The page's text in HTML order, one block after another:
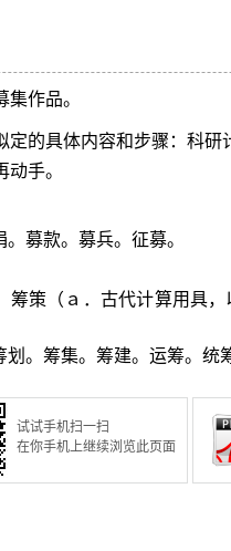
作品。
的具体内容和步骤：科研
手。
募款。募兵。征募。
策（ａ．古代计算用具，
。筹集。筹建。运筹。统
试试手机扫一扫
在你手机上继续浏览此页面